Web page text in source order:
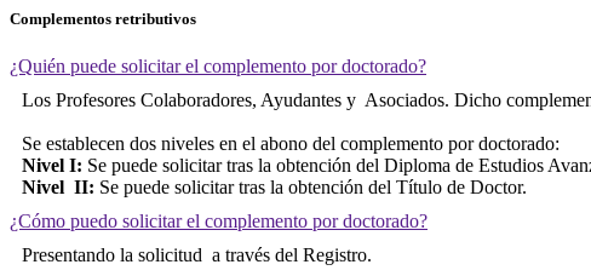
Complementos retributivos
¿Quién puede solicitar el complemento por doctorado?
Los Profesores Colaboradores, Ayudantes y Asociados. Dicho
Se establecen dos niveles en el abono del complemento por doctorado:
Nivel I: Se puede solicitar tras la obtención del Diploma de Estudios
Nivel II: Se puede solicitar tras la obtención del Título de Doctor.
¿Cómo puedo solicitar el complemento por doctorado?
Presentando la solicitud a través del Registro.